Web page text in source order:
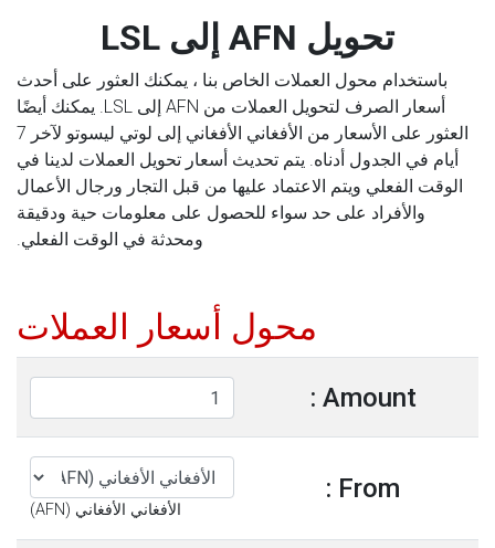
تحويل AFN إلى LSL
باستخدام محول العملات الخاص بنا ، يمكنك العثور على أحدث
أسعار الصرف لتحويل العملات من AFN إلى LSL. يمكنك أيضًا
العثور على الأسعار من الأفغاني الأفغاني إلى لوتي ليسوتو لآخر 7
أيام في الجدول أدناه. يتم تحديث أسعار تحويل العملات لدينا في
الوقت الفعلي ويتم الاعتماد عليها من قبل التجار ورجال الأعمال
والأفراد على حد سواء للحصول على معلومات حية ودقيقة
ومحدثة في الوقت الفعلي.
محول أسعار العملات
Amount :
From :
الأفغاني الأفغاني (AFN)